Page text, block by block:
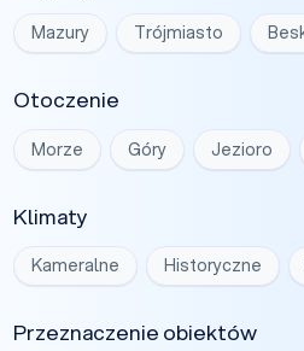
Mazury Trójmiasto
Otoczenie
Morze Góry Jezioro
Klimaty
Kameralne Historyczne
Przeznaczenie obiektów